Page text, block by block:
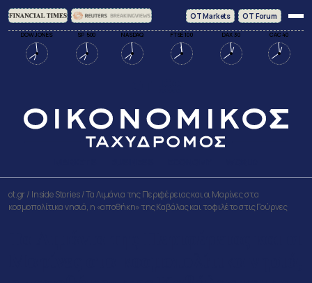
DOW JONES SP 500 NASDAQ FTSE 100 DAX 30 CAC 40
ΟΤ Markets OT Forum
ot.gr/ Inside Stories/Τα Λιμάνια της Περιφέρειας και οι Μαρίνες στα
κοσμοπολίτικα νησιά, η «αποθήκη» της Καβάλας και το φιλέτο στις Γούρνες